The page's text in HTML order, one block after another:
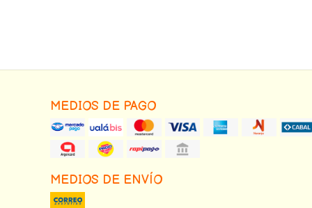
MEDIOS DE PAGO
MEDIOS DE ENVÍO